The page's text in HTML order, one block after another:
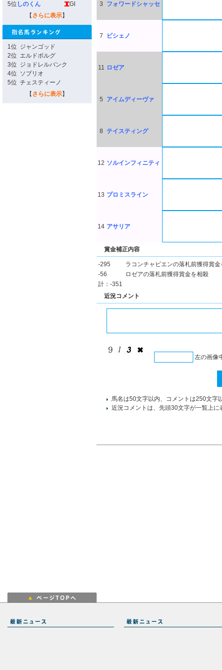
5位 しのくん
GI
【 さらに表示】
1位 ジャンゴッド
2位 エルドボルグ
3位 ジョドレルバンク
4位 ソブリオ
5位 チェスティーノ
【 さらに表示】
3 フォワードシャッセ
7 ビシェノ
11 ロゼア
5 アイムディーヴァ
8 テイスティング
12 ソルインフィニティ
13 プロミスライン
14 アサリア
賞金補正内容
-295
ラコンチャビエンの落札前獲得賞金
-56
ロゼアの落札前獲得賞金を相殺
計：-351
近況コメント
左の画像
馬名は50文字以内、コメントは250文字
近況コメントは、先頭30文字が一覧上に